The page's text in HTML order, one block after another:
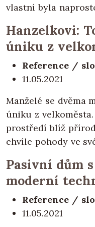
vlastní byla
Hanzelkovi:
úniku z
Reference /
11.05.2021
Manželé se dvěma
úniku z
prostředí blíž
chvíle pohody ve
Pasivní dům
moderní
Reference /
11.05.2021